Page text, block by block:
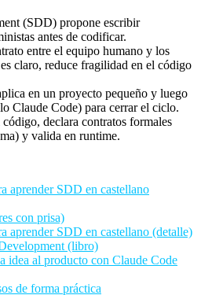
(SDD) propone escribir
antes de codificar.
entre el equipo humano y los
claro, reduce fragilidad en el código
en un proyecto pequeño y luego
Claude Code) para cerrar el ciclo.
declara contratos formales
y valida en runtime.
aprender SDD en castellano
con prisa)
aprender SDD en castellano (detalle)
(libro)
idea al producto con Claude Code
de forma práctica